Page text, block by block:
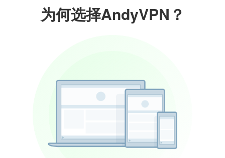
为何选择AndyVPN？